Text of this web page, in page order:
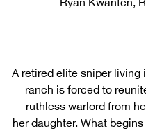
A retired elite sniper
ranch is forced to
ruthless warlord from
her daughter. What